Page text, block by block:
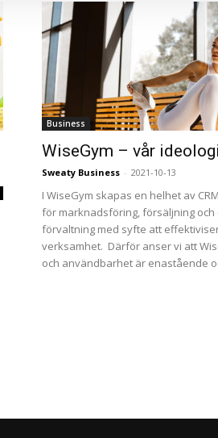
Business
WiseGym – vår ideologi
Sweaty Business - 2021-10-13
I WiseGym skapas en helhet av
för marknadsföring, försäljning och
förvaltning med syfte att
verksamhet. Därför anser vi att
och användbarhet är enastående